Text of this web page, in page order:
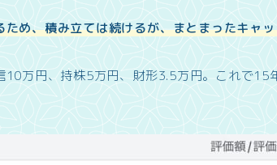
め、積み立ては続けるが、まとまったキャ
万円、持株5万円、財形3.5万円。これで15